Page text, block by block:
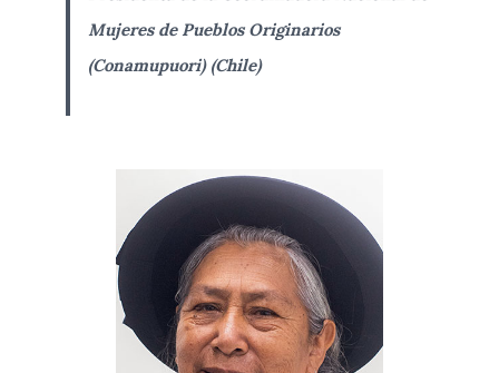
Mujeres de Pueblos Originarios
(Conamupuori) (Chile)